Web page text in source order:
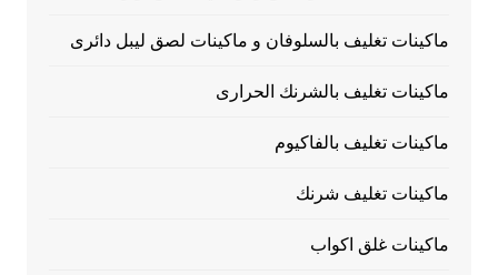
ماكينات تغليف بالسلوفان و ماكينات لصق ليبل دائرى
ماكينات تغليف بالشرنك الحرارى
ماكينات تغليف بالفاكيوم
ماكينات تغليف شرنك
ماكينات غلق اكواب